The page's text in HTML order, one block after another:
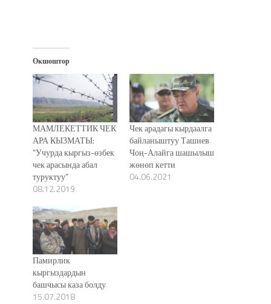
Окшоштор
МАМЛЕКЕТТИК ЧЕК
АРА КЫЗМАТЫ:
“Учурда кыргыз-өзбек
чек арасында абал
туруктуу”
08.12.2019
Чек арадагы кырдаалга
байланыштуу Ташиев
Чоң-Алайга шашылыш
жөнөп кетти
04.06.2021
Памирлик
кыргыздардын
башчысы каза болду
15.07.2018